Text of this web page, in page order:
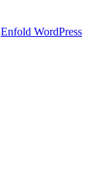
Enfold WordPress